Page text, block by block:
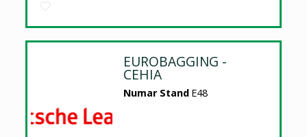
EUROBAGGING -
CEHIA
Numar Stand E48